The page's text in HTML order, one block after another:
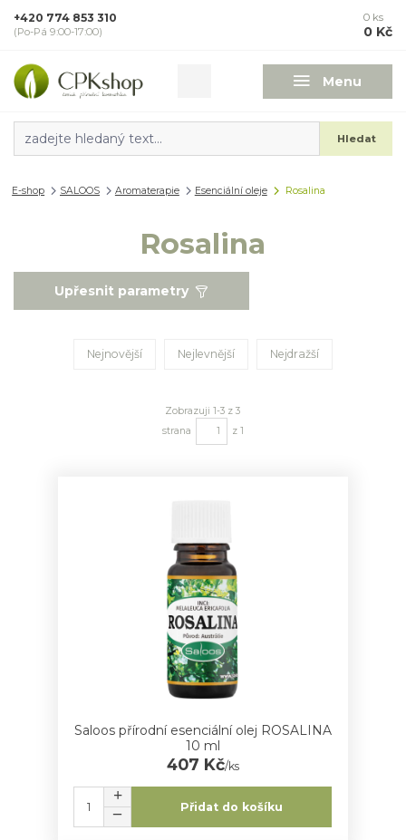
Menu
Hledat
+420 774 853 310
(Po-Pá 9:00-17:00)
0 ks
0 Kč
E-shop SALOOS Aromaterapie Esenciální oleje Rosalina
Rosalina
Upřesnit parametry
Nejnovější Nejlevnější Nejdražší
Zobrazuji 1-3 z 3
strana
z 1
Saloos přírodní esenciální olej ROSALINA
10 ml
407 Kč/ks
Přidat do košíku